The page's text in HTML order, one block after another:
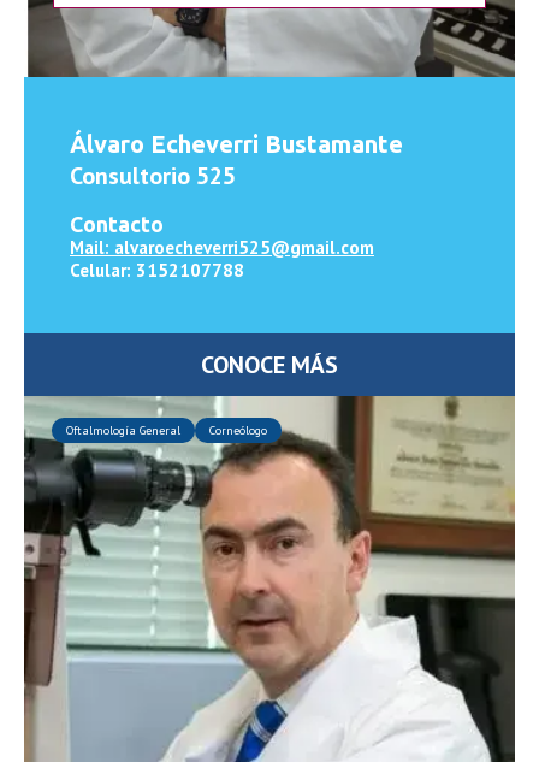
Álvaro Echeverri Bustamante
Consultorio 525
Contacto
Mail: alvaroecheverri525@gmail.com
Celular: 3152107788
CONOCE MÁS
Oftalmología General Corneólogo